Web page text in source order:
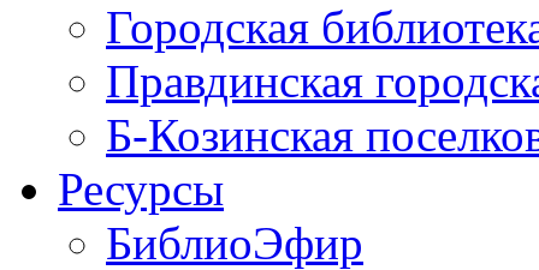
Городская
Правдинская
Б-Козинская
Ресурсы
БиблиоЭфир